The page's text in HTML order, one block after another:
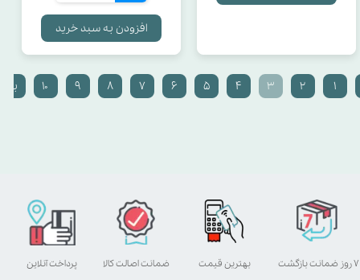
افزودن به سبد خرید
۱ ۲ ۳ ۴ ۵ ۶ ۷ ۸ ۹ ۱۰
بهترین قیمت پرداخت آنلاین ۷ روز ضمانت بازگشت ضمانت اصالت کالا